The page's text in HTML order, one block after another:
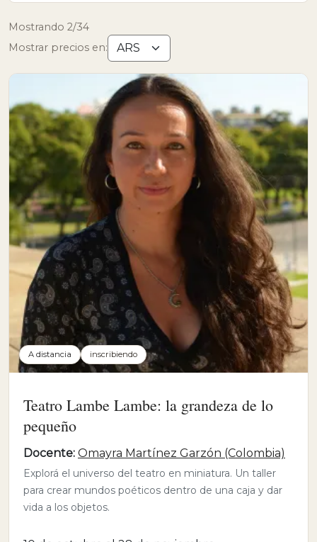
Mostrando 2/34
Mostrar precios en:
A distancia inscribiendo
Teatro Lambe Lambe: la grandeza de lo
pequeño
Docente: Omayra Martínez Garzón (Colombia)
Explorá el universo del teatro en miniatura. Un taller
para crear mundos poéticos dentro de una caja y dar
vida a los objetos.